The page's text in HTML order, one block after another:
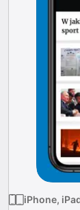
iPhone,